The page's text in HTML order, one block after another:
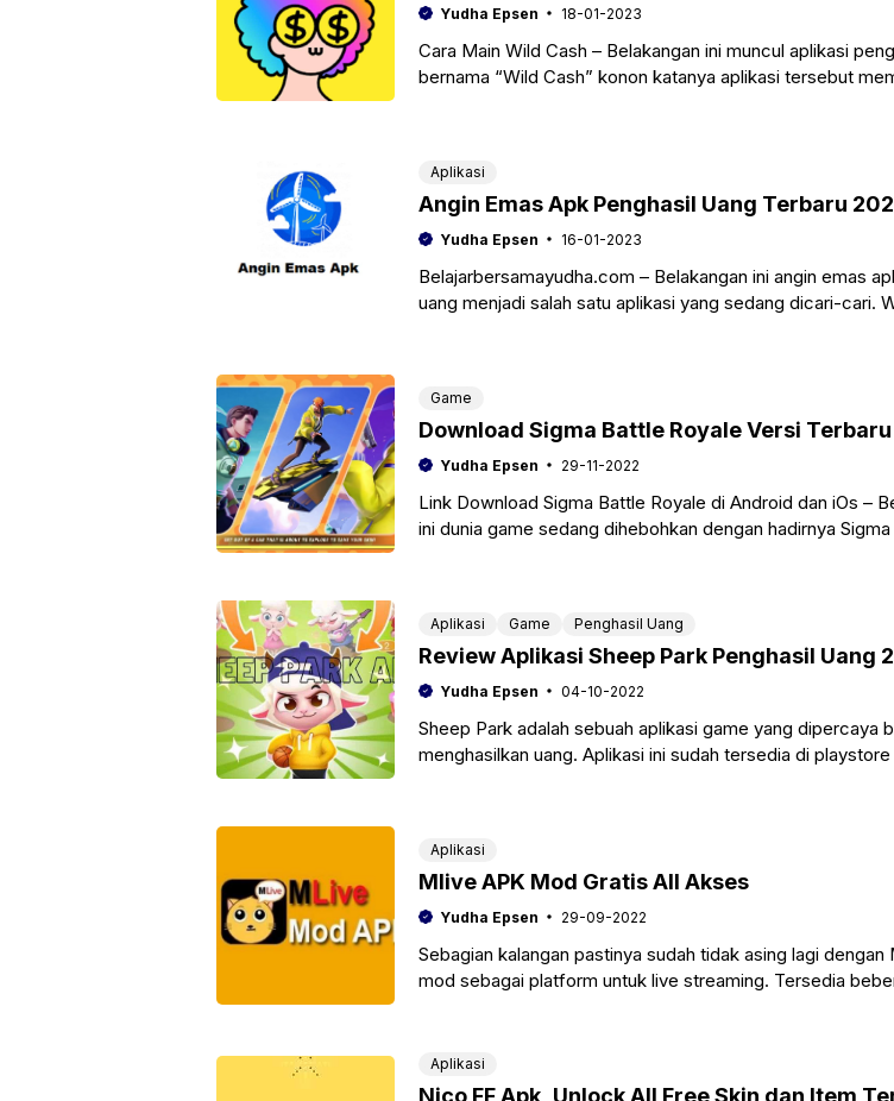
Yudha Epsen 18-01-2023
Cara Main Wild Cash – Belakangan ini muncul aplikasi
bernama “Wild Cash” konon katanya aplikasi tersebut
Aplikasi
Angin Emas Apk Penghasil Uang Terbaru
Yudha Epsen 16-01-2023
Belajarbersamayudha.com – Belakangan ini angin emas
uang menjadi salah satu aplikasi yang sedang dicari-cari.
Game
Download Sigma Battle Royale Versi
Yudha Epsen 29-11-2022
Link Download Sigma Battle Royale di Android dan iOs –
ini dunia game sedang dihebohkan dengan hadirnya
Aplikasi Game Penghasil Uang
Review Aplikasi Sheep Park Penghasil Uang
Yudha Epsen 04-10-2022
Sheep Park adalah sebuah aplikasi game yang dipercaya
menghasilkan uang. Aplikasi ini sudah tersedia di
Aplikasi
Mlive APK Mod Gratis All Akses
Yudha Epsen 29-09-2022
Sebagian kalangan pastinya sudah tidak asing lagi dengan
mod sebagai platform untuk live streaming. Tersedia
Aplikasi